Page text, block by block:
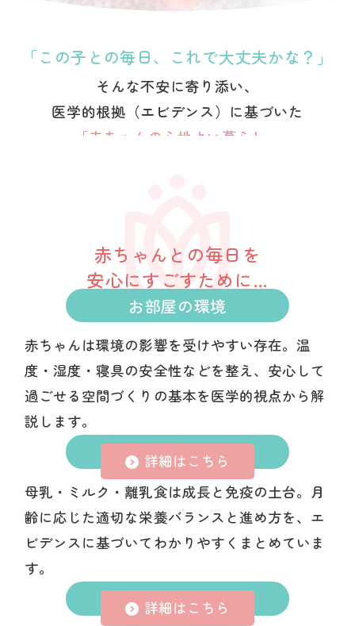
笑顔 になれる育児支援
「この子との毎日、これで大丈夫かな？」
そんな不安に寄り添い、
医学的根拠（エビデンス）に基づいた
「赤ちゃんの心地よい暮らし」
赤ちゃんとの毎日を
安心にすごすために...
お部屋の環境
赤ちゃんは環境の影響を受けやすい存在。温
度・湿度・寝具の安全性などを整え、安心して
過ごせる空間づくりの基本を医学的視点から解
説します。
詳細はこちら
栄養
母乳・ミルク・離乳食は成長と免疫の土台。月
齢に応じた適切な栄養バランスと進め方を、エ
ビデンスに基づいてわかりやすくまとめていま
す。
詳細はこちら
睡眠